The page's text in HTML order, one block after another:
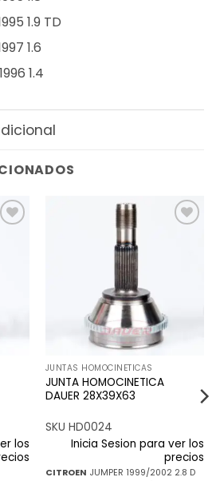
1.9 TD
1.6
1.4
los
JUNTAS HOMOCINETICAS
JUNTA HOMOCINETICA
DAUER 28X39X63
SKU HD0024
Inicia Sesion para ver los
precios
CITROEN JUMPER 1999/2002 2.8 D